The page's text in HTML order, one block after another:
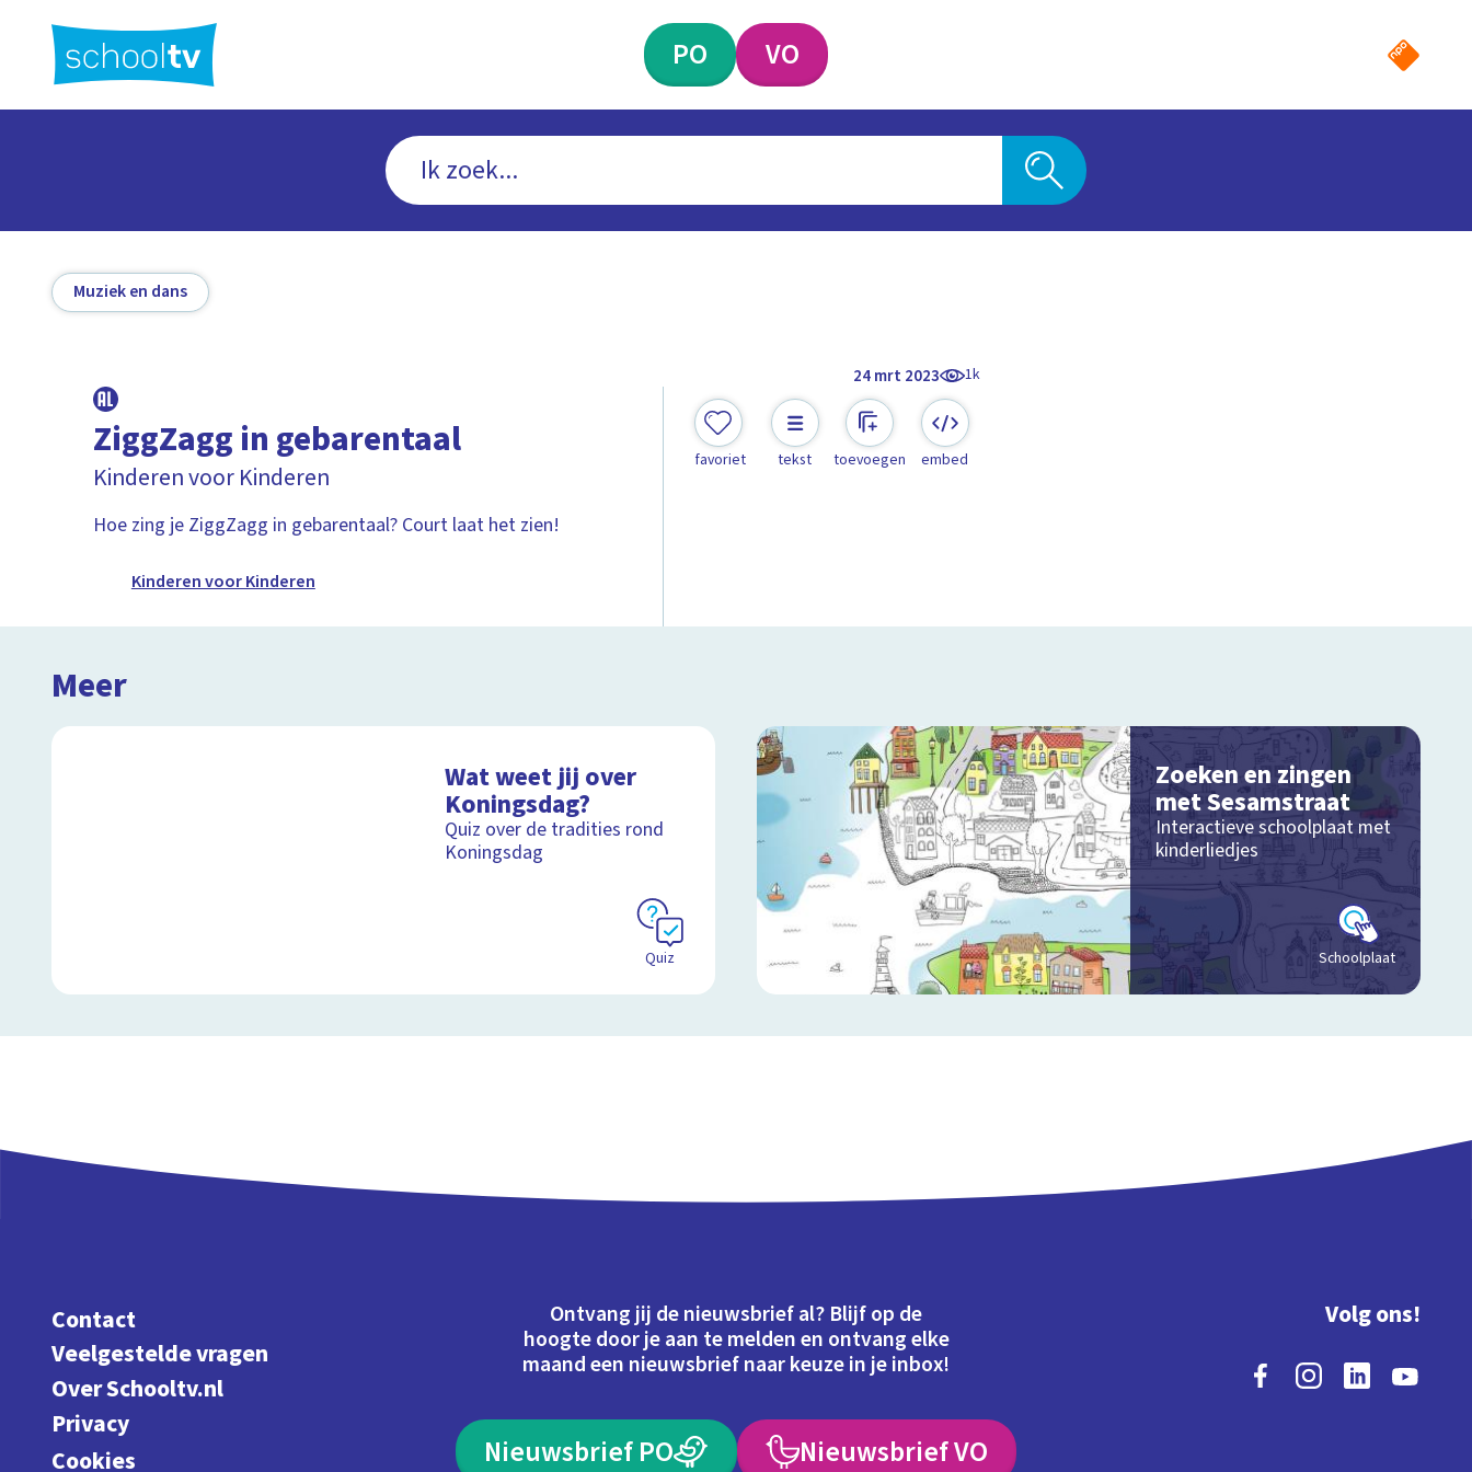
hoofdinhoud
PO VO
Muziek en dans
24 mrt 2023 1k
ZiggZagg in gebarentaal
Kinderen voor Kinderen
Hoe zing je ZiggZagg in gebarentaal? Court laat het zien!
Kinderen voor Kinderen
favoriet tekst toevoegen embed
Meer
Wat weet jij over
Koningsdag?
Quiz over de tradities rond
Koningsdag
Quiz
Zoeken en zingen
met Sesamstraat
Interactieve schoolplaat met
kinderliedjes
Schoolplaat
Contact
Veelgestelde vragen
Over Schooltv.nl
Privacy
Cookies
Ontvang jij de nieuwsbrief al? Blijf op de
hoogte door je aan te melden en ontvang elke
maand een nieuwsbrief naar keuze in je inbox!
Nieuwsbrief PO Nieuwsbrief VO
Volg ons!